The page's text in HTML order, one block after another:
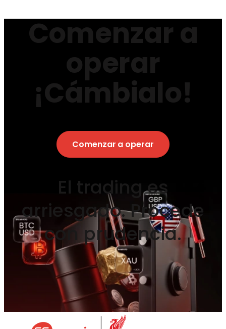
Comenzar a
operar
¡Cámbialo!
Comenzar a operar
El trading es
arriesgado. Procede
con prudencia.